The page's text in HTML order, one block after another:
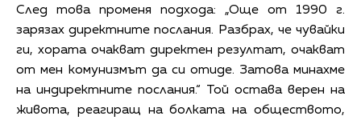
След това променя подхода: „Още от 1990 г.
зарязах директните послания. Разбрах, че чувайки
ги, хората очакват директен резултат, очакват
от мен комунизмът да си отиде. Затова минахме
на индиректните послания.“ Той остава верен на
живота, реагиращ на болката на обществото,